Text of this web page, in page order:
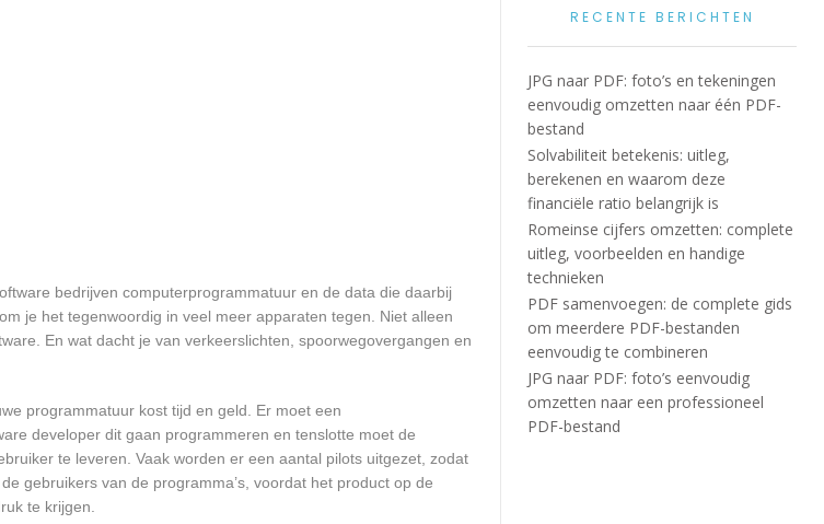
bedrijven computerprogrammatuur en de data die daarbij
je het tegenwoordig in veel meer apparaten tegen. Niet alleen
En wat dacht je van verkeerslichten, spoorwegovergangen en
programmatuur kost tijd en geld. Er moet een
developer dit gaan programmeren en tenslotte moet de
te leveren. Vaak worden er een aantal pilots uitgezet, zodat
gebruikers van de programma’s, voordat het product op de
te krijgen.
RECENTE BERICHTEN
JPG naar PDF: foto’s en tekeningen
eenvoudig omzetten naar één PDF-
bestand
Solvabiliteit betekenis: uitleg,
berekenen en waarom deze
financiële ratio belangrijk is
Romeinse cijfers omzetten: complete
uitleg, voorbeelden en handige
technieken
PDF samenvoegen: de complete gids
om meerdere PDF-bestanden
eenvoudig te combineren
JPG naar PDF: foto’s eenvoudig
omzetten naar een professioneel
PDF-bestand